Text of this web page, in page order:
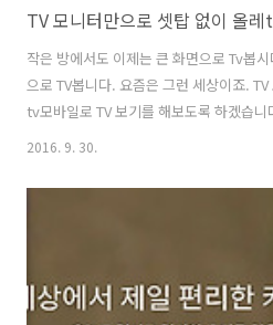
TV 모니터만으로 셋탑 없이 올
작은 방에서도 이제는 큰 화면으로 Tv봅
으로 TV봅니다. 요즘은 그런 세상이죠.
tv모바일로 TV 보기를 해보도록 하겠습
니터만으로 셋탑 없이 올레tv모바일로
탑을 다른것을 쓰고 있어서 인데요. 걱정
볼 수 있으니까요. 스마트폰에 앱을 설치
면 됩니다. TV 모니터만으로 셋탑 없이 올
폰에 올레tv모바일을 설치해서 실시간
2016. 9. 30.